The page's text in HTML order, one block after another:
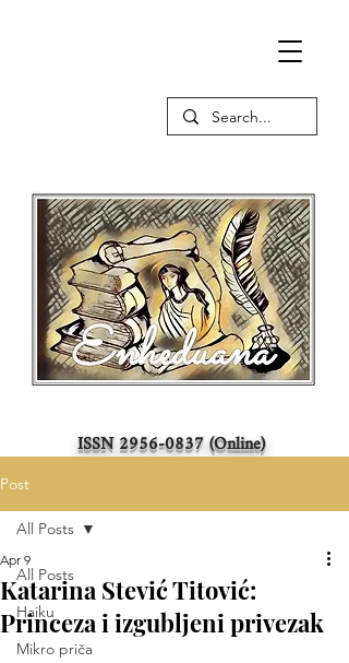
ISSN2956-0837(Online)
Post
All Posts
Haiku
Mikro priča
All Posts
Katarina Stević Titović:
Princeza i izgubljeni privezak
Apr 9